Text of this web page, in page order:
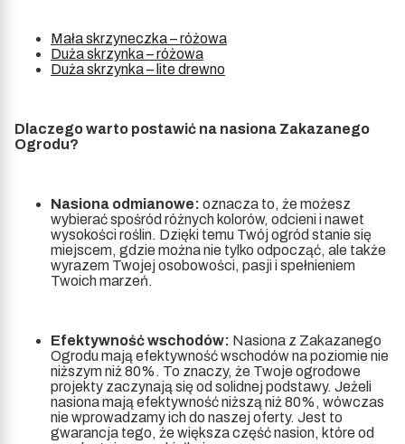
Mała skrzyneczka – różowa
Duża skrzynka – różowa
Duża skrzynka – lite drewno
Dlaczego warto postawić na nasiona Zakazanego
Ogrodu?
Nasiona odmianowe: oznacza to, że możesz
wybierać spośród różnych kolorów, odcieni i nawet
wysokości roślin. Dzięki temu Twój ogród stanie się
miejscem, gdzie można nie tylko odpocząć, ale także
wyrazem Twojej osobowości, pasji i spełnieniem
Twoich marzeń.
Efektywność wschodów: Nasiona z Zakazanego
Ogrodu mają efektywność wschodów na poziomie nie
niższym niż 80%. To znaczy, że Twoje ogrodowe
projekty zaczynają się od solidnej podstawy. Jeżeli
nasiona mają efektywność niższą niż 80%, wówczas
nie wprowadzamy ich do naszej oferty. Jest to
gwarancja tego, że większa część nasion, które od